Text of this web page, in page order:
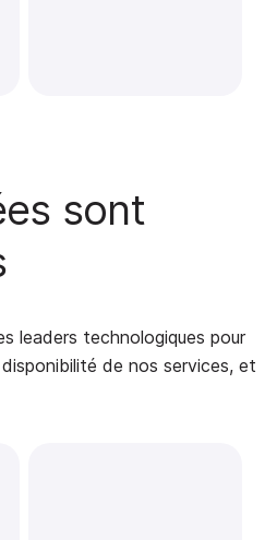
sont
leaders technologiques pour
de nos services, et